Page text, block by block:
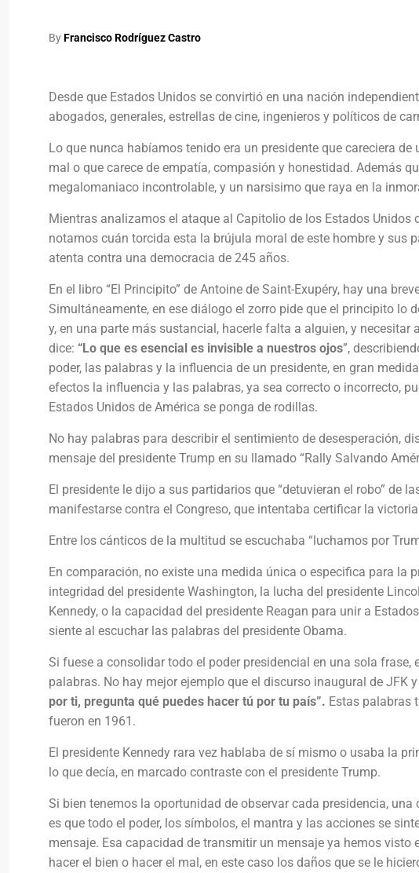
ByFrancisco Rodríguez Castro
Desde que Estados Unidos se convirtió en una nación
abogados, generales, estrellas de cine, ingenieros y políticos de
Lo que nunca habíamos tenido era un presidente que careciera
mal o que carece de empatía, compasión y honestidad. Además
megalomaniaco incontrolable, y un narsisimo que raya en la
Mientras analizamos el ataque al Capitolio de los Estados
notamos cuán torcida esta la brújula moral de este hombre y sus
atenta contra una democracia de 245 años.
En el libro “El Principito” de Antoine de Saint-Exupéry, hay una
Simultáneamente, en ese diálogo el zorro pide que el principito
y, en una parte más sustancial, hacerle falta a alguien, y
dice: “Lo que es esencial es invisible a nuestros ojos”,
poder, las palabras y la influencia de un presidente, en gran
efectos la influencia y las palabras, ya sea correcto o incorrecto,
Estados Unidos de América se ponga de rodillas.
No hay palabras para describir el sentimiento de desesperación,
mensaje del presidente Trump en su llamado “Rally Salvando
El presidente le dijo a sus partidarios que “detuvieran el robo” de
manifestarse contra el Congreso, que intentaba certificar la
Entre los cánticos de la multitud se escuchaba “luchamos por
En comparación, no existe una medida única o especifica para la
integridad del presidente Washington, la lucha del presidente
Kennedy, o la capacidad del presidente Reagan para unir a
siente al escuchar las palabras del presidente Obama.
Si fuese a consolidar todo el poder presidencial en una sola frase,
palabras. No hay mejor ejemplo que el discurso inaugural de JFK
por ti, pregunta qué puedes hacer tú por tu país”. Estas palabras
fueron en 1961.
El presidente Kennedy rara vez hablaba de sí mismo o usaba la
lo que decía, en marcado contraste con el presidente Trump.
Si bien tenemos la oportunidad de observar cada presidencia,
es que todo el poder, los símbolos, el mantra y las acciones se
mensaje. Esa capacidad de transmitir un mensaje ya hemos
hacer el bien o hacer el mal, en este caso los daños que se le